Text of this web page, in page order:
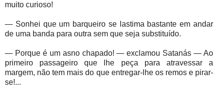
muito curioso!
— Sonhei que um barqueiro se lastima bastante em andar
de uma banda para outra sem que seja substituído.
— Porque é um asno chapado! — exclamou Satanás — Ao
primeiro passageiro que lhe peça para atravessar a
margem, não tem mais do que entregar-lhe os remos e pirar-
se!...